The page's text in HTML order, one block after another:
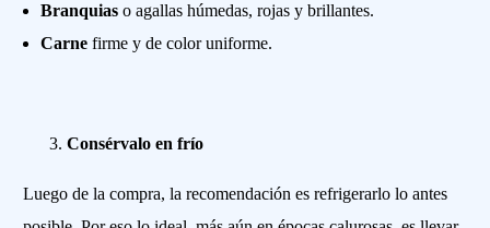
Branquias o agallas húmedas, rojas y brillantes.
Carne firme y de color uniforme.
Consérvalo en frío
Luego de la compra, la recomendación es refrigerarlo lo antes